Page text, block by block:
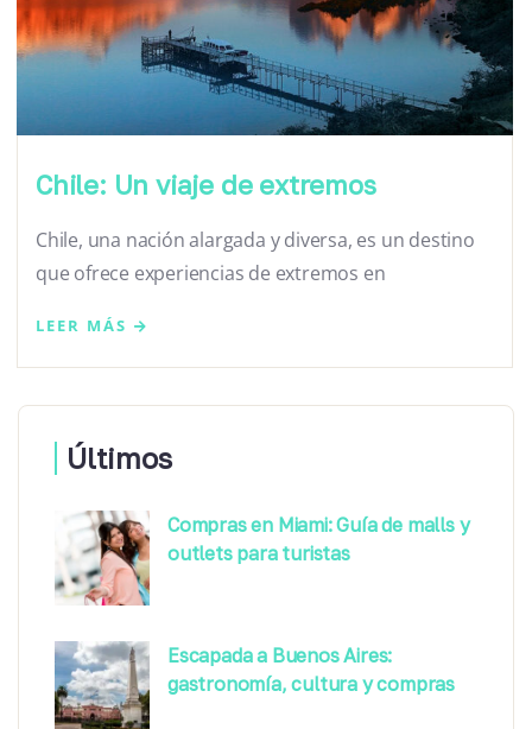
Chile: Un viaje de extremos
Chile, una nación alargada y diversa, es un destino
que ofrece experiencias de extremos en
LEER MÁS
Últimos
Compras en Miami: Guía de malls y
outlets para turistas
Escapada a Buenos Aires:
gastronomía, cultura y compras